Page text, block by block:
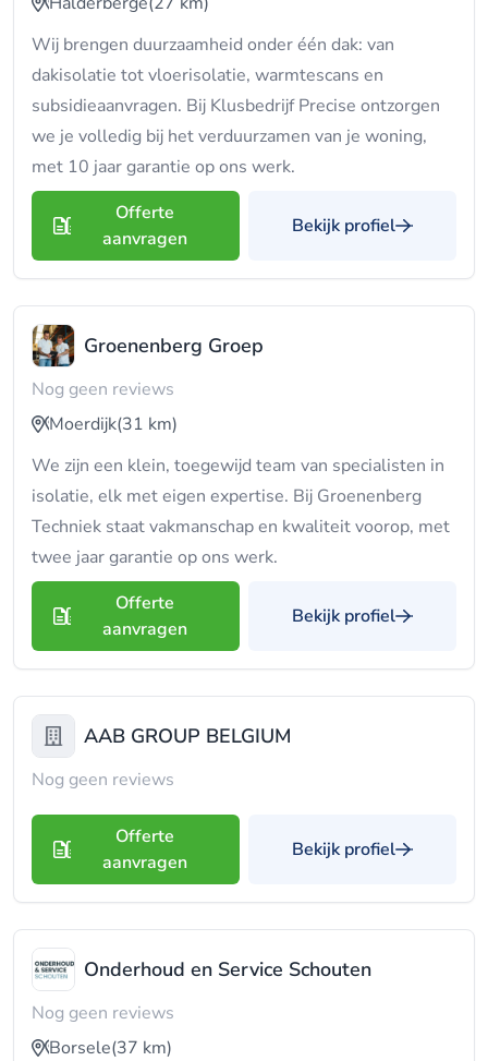
Wij brengen duurzaamheid onder één dak: van
dakisolatie tot vloerisolatie, warmtescans en
subsidieaanvragen. Bij Klusbedrijf Precise ontzorgen
we je volledig bij het verduurzamen van je woning,
met 10 jaar garantie op ons werk.
Offerte
aanvragen
Bekijk profiel
Groenenberg Groep
Nog geen reviews
Moerdijk(31 km)
We zijn een klein, toegewijd team van specialisten in
isolatie, elk met eigen expertise. Bij Groenenberg
Techniek staat vakmanschap en kwaliteit voorop, met
twee jaar garantie op ons werk.
Offerte
aanvragen
Bekijk profiel
AAB GROUP BELGIUM
Nog geen reviews
Offerte
aanvragen
Bekijk profiel
Onderhoud en Service Schouten
Nog geen reviews
Borsele(37 km)